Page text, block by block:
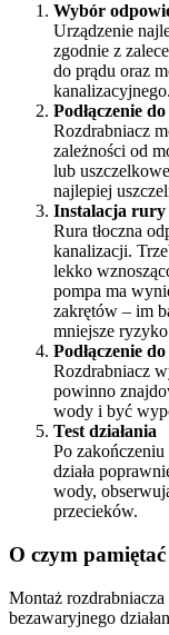
Wybór
Urządzenie
zgodnie z
do prądu oraz
kanalizacyjnego.
Podłączenie
Rozdrabniacz
zależności od
lub
najlepiej
Instalacja rury
Rura tłoczna
kanalizacji.
lekko
pompa ma
zakrętów – im
mniejsze
Podłączenie
Rozdrabniacz
powinno
wody i być
Test działania
Po
działa
wody,
przecieków.
O czym
Montaż rozdrabniacza
bezawaryjnego